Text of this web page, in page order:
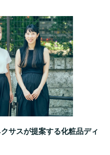
サスが提案する化粧品ディ